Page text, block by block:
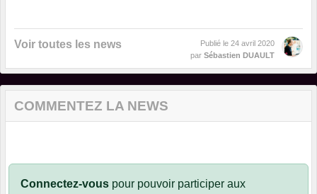
Voir toutes les news Publié le 24 avril 2020
par Sébastien DUAULT
COMMENTEZ LA NEWS
Connectez-vous pour pouvoir participer aux